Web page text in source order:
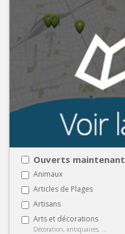
Ouverts maintenant
Animaux
Articles de Plages
Artisans
Arts et décorations
Décoration, antiquaires, ...